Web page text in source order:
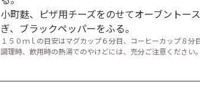
小町麩、ピザ用チーズをのせてオーブントー
ぎ、ブラックペッパーをふる。
１５０ｍｌの目安はマグカップ６分目、コーヒーカップ８分
調理時、飲用時の熱湯でのやけどには、充分ご注意ください